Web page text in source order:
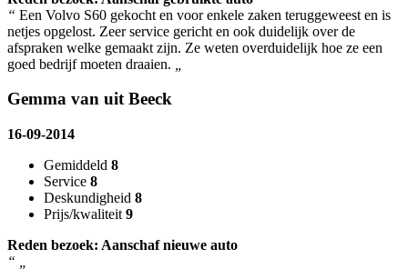
“ Een Volvo S60 gekocht en voor enkele zaken teruggeweest en is
netjes opgelost. Zeer service gericht en ook duidelijk over de
afspraken welke gemaakt zijn. Ze weten overduidelijk hoe ze een
goed bedrijf moeten draaien.
Gemma van uit Beeck
16-09-2014
Gemiddeld 8
Service 8
Deskundigheid 8
Prijs/kwaliteit 9
Reden bezoek: Aanschaf nieuwe auto
“